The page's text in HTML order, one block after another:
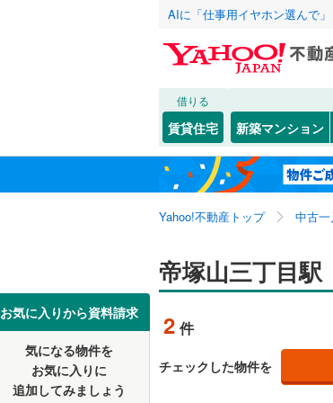
AIに「仕事用イヤホン選んで
借りる
賃貸住宅 新築マンション
Yahoo!不動産トップ 中古
お気に入りから資料請求
気になる物件を
お気に入りに
追加してみましょう
帝塚山三丁目駅
2 件
チェックした物件を
北海道
東北
関東
信越・北陸
近畿
JR
(
こだわり条件